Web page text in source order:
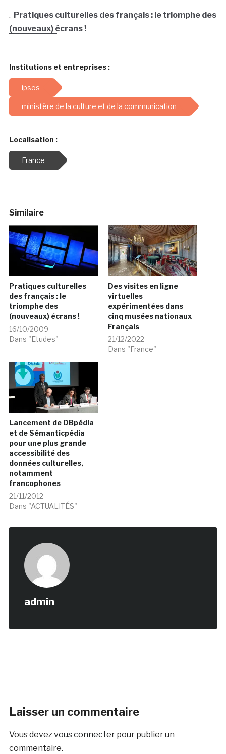
. Pratiques culturelles des français : le triomphe des
(nouveaux) écrans !
Institutions et entreprises :
ipsos
ministère de la culture et de la communication
Localisation :
France
Similaire
Pratiques culturelles
des français : le
triomphe des
(nouveaux) écrans !
16/10/2009
Dans "Etudes"
Des visites en ligne
virtuelles
expérimentées dans
cinq musées nationaux
Français
21/12/2022
Dans "France"
Lancement de DBpédia
et de Sémanticpédia
pour une plus grande
accessibilité des
données culturelles,
notamment
francophones
21/11/2012
Dans "ACTUALITÉS"
admin
Laisser un commentaire
Vous devezvous connecterpour publier un
commentaire.